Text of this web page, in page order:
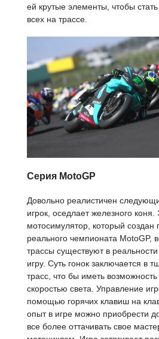
ей крутые элементы, чтобы
всех на трассе.
Серия MotoGP
Довольно реалистичен
игрок, оседлает железного
мотосимулятор, который создан
реального чемпионата MotoGP,
трассы существуют в
игру. Суть гонок заключается в
трасс, что бы иметь
скоростью света. Управление
помощью горячих клавиш на
опыт в игре можно приобрести
все более оттачивать свое